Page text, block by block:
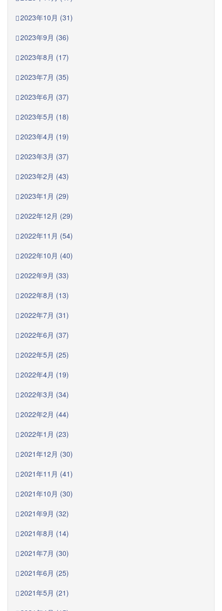
2023年10月 (31)
2023年9月 (36)
2023年8月 (17)
2023年7月 (35)
2023年6月 (37)
2023年5月 (18)
2023年4月 (19)
2023年3月 (37)
2023年2月 (43)
2023年1月 (29)
2022年12月 (29)
2022年11月 (54)
2022年10月 (40)
2022年9月 (33)
2022年8月 (13)
2022年7月 (31)
2022年6月 (37)
2022年5月 (25)
2022年4月 (19)
2022年3月 (34)
2022年2月 (44)
2022年1月 (23)
2021年12月 (30)
2021年11月 (41)
2021年10月 (30)
2021年9月 (32)
2021年8月 (14)
2021年7月 (30)
2021年6月 (25)
2021年5月 (21)